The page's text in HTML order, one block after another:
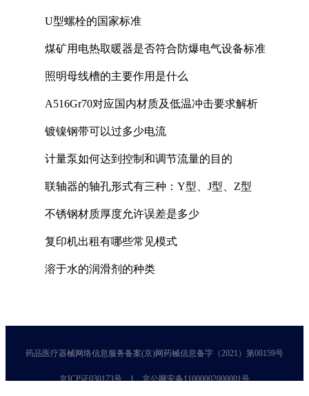
U型螺栓的国家标准
煤矿用电热取暖器是否符合防爆电气设备标准
照明母线槽的主要作用是什么
A516Gr70对应国内材质及低温冲击要求解析
镀镍钢带可以过多少电流
计量泵如何达到控制和调节流量的目的
联轴器的轴孔形式有三种：Y型、J型、Z型
不锈钢材质厚度允许误差是多少
复印机出租有哪些常见模式
溶于水的润滑剂的种类
药品医疗器械网络信息服务备案(京)网药械信息备字（2021）第00159号
京ICP证030173号 京公网安备11000002000001号